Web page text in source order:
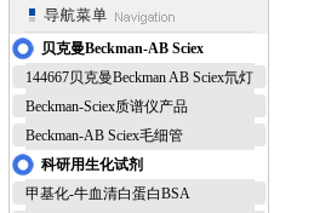
贝克曼Beckman-AB Sciex
144667贝克曼Beckman AB Sciex氘灯
Beckman-Sciex质谱仪产品
Beckman-AB Sciex毛细管
科研用生化试剂
甲基化-牛血清白蛋白BSA